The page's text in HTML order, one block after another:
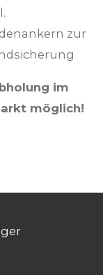
zur
im
möglich!